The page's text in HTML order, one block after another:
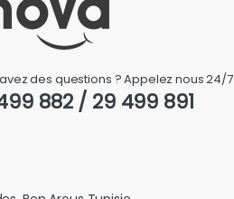
des questions ? Appelez nous 24/7
882 / 29 499 891